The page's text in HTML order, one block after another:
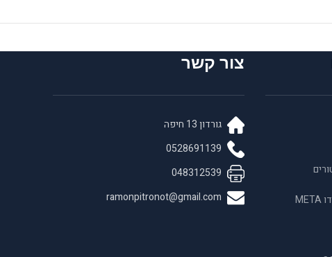
החברה המובילה בחומרים לאנדו META
צור קשר
גורדון 13 חיפה
0528691139
048312539
ramonpitronot@gmail.com